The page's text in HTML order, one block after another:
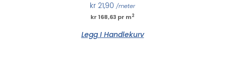
kr 21,90 /meter
kr 168,63 pr m2
Legg I Handlekurv